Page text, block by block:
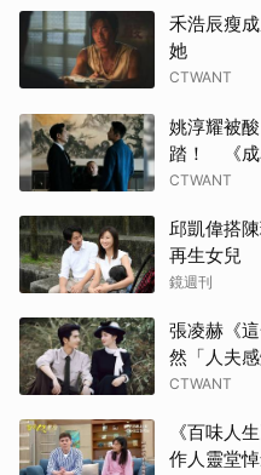
禾浩辰瘦
她
CTWANT
姚淳耀被
踏！ 《成
CTWANT
邱凱偉搭
再生女兒
鏡週刊
張凌赫《
然「人夫感
CTWANT
《百味人
作人靈堂